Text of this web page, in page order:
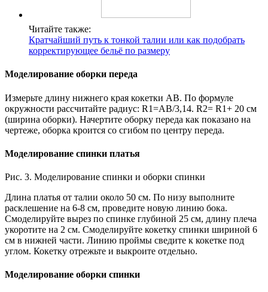
Читайте также:
Кратчайший путь к тонкой талии или как подобрать
корректирующее бельё по размеру
Моделирование оборки переда
Измерьте длину нижнего края кокетки АВ. По формуле
окружности рассчитайте радиус: R1=AB/3,14. R2= R1+ 20 см
(ширина оборки). Начертите оборку переда как показано на
чертеже, оборка кроится со сгибом по центру переда.
Моделирование спинки платья
Рис. 3. Моделирование спинки и оборки спинки
Длина платья от талии около 50 см. По низу выполните
расклешение на 6-8 см, проведите новую линию бока.
Смоделируйте вырез по спинке глубиной 25 см, длину плеча
укоротите на 2 см. Смоделируйте кокетку спинки шириной 6
см в нижней части. Линию проймы сведите к кокетке под
углом. Кокетку отрежьте и выкроите отдельно.
Моделирование оборки спинки